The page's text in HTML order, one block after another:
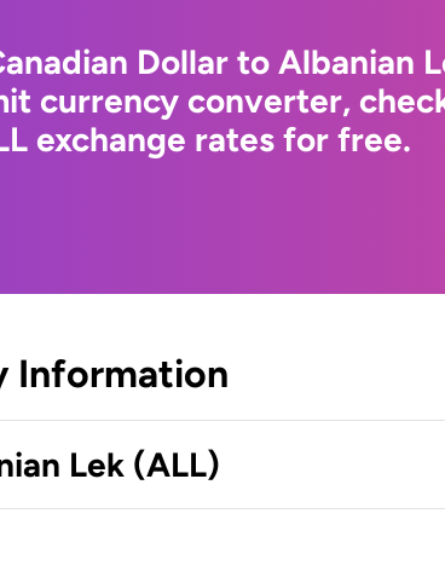
Dollar to Albanian
currency converter,
exchange rates for free.
Information
Lek (ALL)